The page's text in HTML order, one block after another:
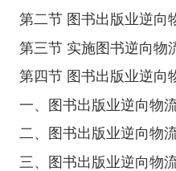
第二节 图书出版业逆向
第三节 实施图书逆向物
第四节 图书出版业逆向
一、图书出版业逆向物
二、图书出版业逆向物
三、图书出版业逆向物